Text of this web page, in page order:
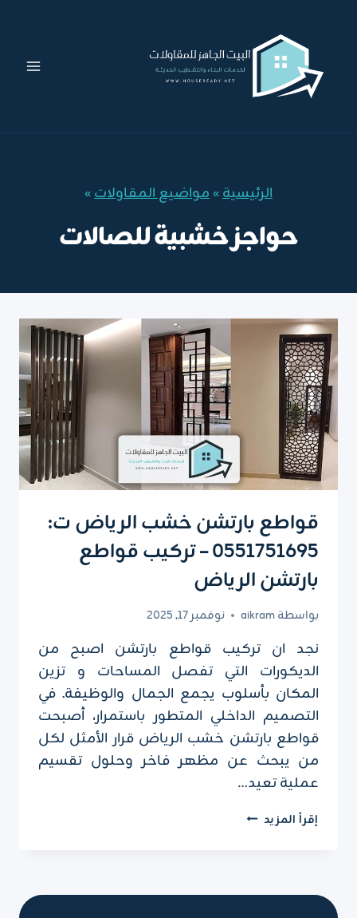
المحتوى
الرئيسية»مواضيع المقاولات»
حواجز خشبية للصالات
قواطع بارتشن خشب الرياض ت:
0551751695 – تركيب قواطع
بارتشن الرياض
بواسطةaikram نوفمبر 17, 2025
نجد ان تركيب قواطع بارتشن اصبح من
الديكورات التي تفصل المساحات و تزين
المكان بأسلوب يجمع الجمال والوظيفة. في
التصميم الداخلي المتطور باستمرار، أصبحت
قواطع بارتشن خشب الرياض قرار الأمثل لكل
من يبحث عن مظهر فاخر وحلول تقسيم
عملية تعيد…
إقرأ المزيد قواطع
ت: